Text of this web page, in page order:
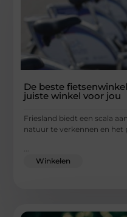
De beste
juiste winkel voor jou
Friesland biedt een scala
natuur te verkennen en het
...
Winkelen